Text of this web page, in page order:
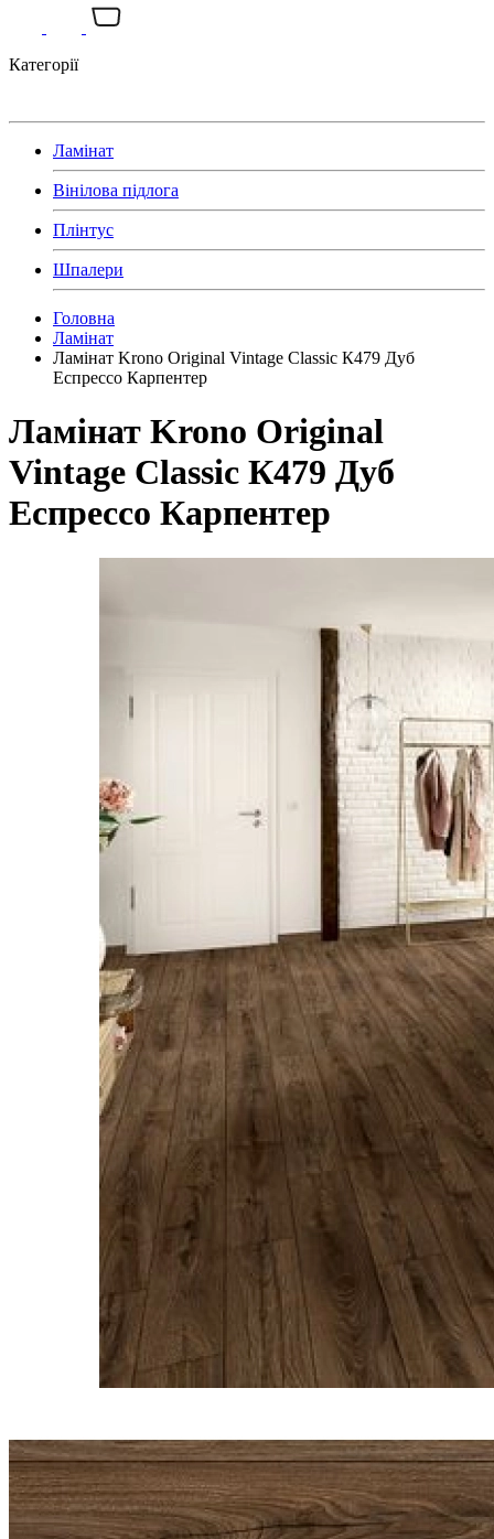
Категорії
Ламінат
Вінілова підлога
Плінтус
Шпалери
Головна
Ламінат
Ламінат Krono Original Vintage Classic К479 Дуб
Еспрессо Карпентер
Ламінат Krono Original
Vintage Classic К479 Дуб
Еспрессо Карпентер